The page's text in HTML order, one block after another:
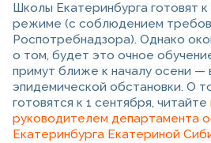
Школы Екатеринбурга готовят
режиме (с соблюдением
Роспотребнадзора). Однако
о том, будет это очное
примут ближе к началу осени —
эпидемической обстановки. О
готовятся к 1 сентября, читайте
руководителем департамента
Екатеринбурга Екатериной